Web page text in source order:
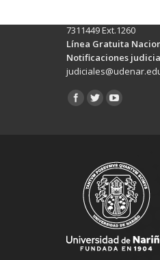
7311449 Ext.1260
Línea Gratuita
Notificaciones
Encuéntranos en: